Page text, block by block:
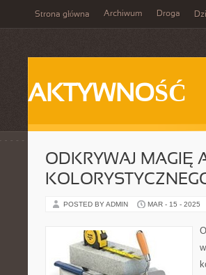
Strona główna Archiwum Droga
AKTYWNOŚĆ
ODKRYWAJ MAGIĘ
POSTED BY ADMIN MAR - 15 - 2025